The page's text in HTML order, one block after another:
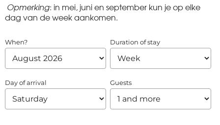
Opmerking: in mei, juni en september kun je op elke
dag van de week aankomen.